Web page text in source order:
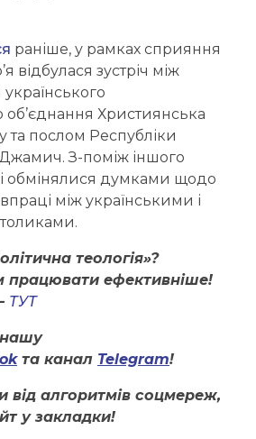
раніше, у рамках сприяння
відбулася зустріч між
об’єднання Християнська
та послом Республіки
З-поміж іншого
обмінялися думками щодо
між українськими і
теологія»?
працювати ефективніше!
ТУТ
нашу
та канал Telegram!
від алгоритмів соцмереж,
у закладки!